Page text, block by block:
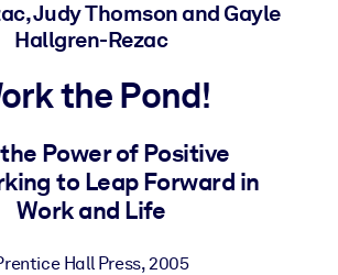
обучения.
библиотек
знаниями.
Judy Thomson and Gayle
Hallgren-Rezac
the Pond!
Power of Positive
to Leap Forward in
Work and Life
Hall Press,2005